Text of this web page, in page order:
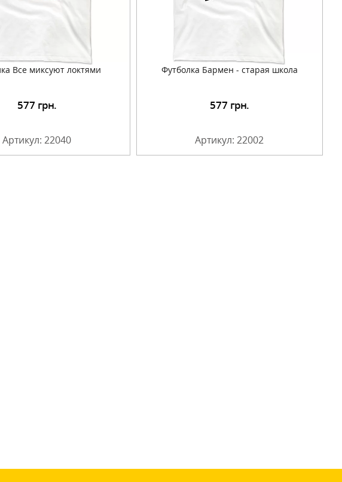
Все миксуют локтями
577 грн.
Артикул: 22040
Футболка Бармен - старая школа
Подробнее 577 грн.
Артикул: 22002